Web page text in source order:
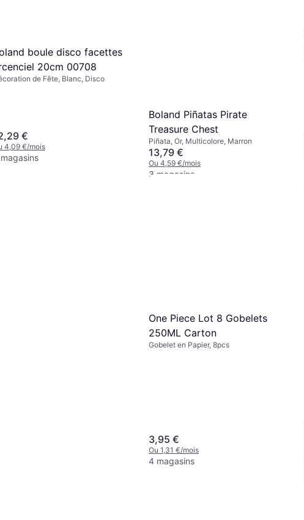
boule disco facettes
20cm 00708
de Fête, Blanc, Disco
€
4,09 €/mois
Boland Piñatas Pirate
Treasure Chest
Piñata, Or, Multicolore, Marron
13,79 €
Ou 4,59 €/mois
3 magasins
One Piece Lot 8 Gobelets
250ML Carton
Gobelet en Papier, 8pcs
3,95 €
Ou 1,31 €/mois
4 magasins